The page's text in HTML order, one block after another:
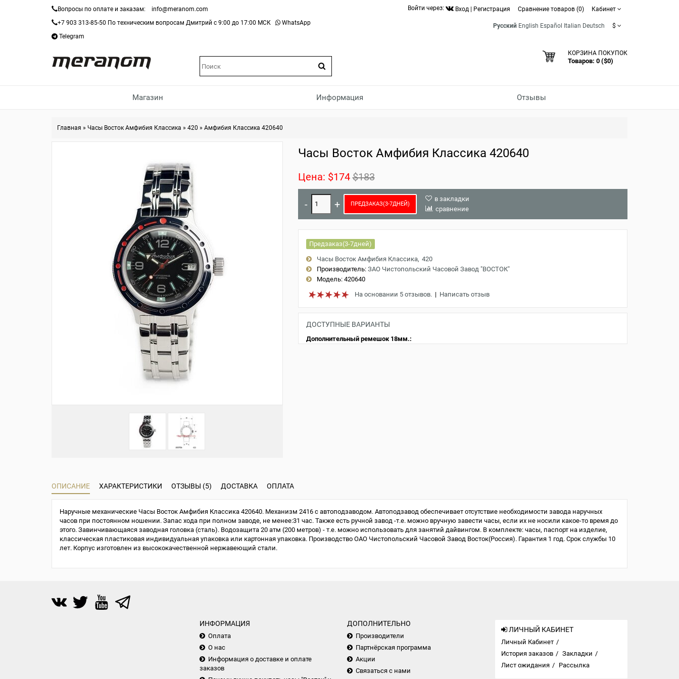
Вопросы по оплате и заказам:
info@meranom.com
+7 903 313-85-50 По техническим вопросам Дмитрий с 9:00 до 17:00 МСК
WhatsApp
Telegram
Войти через: Вход Регистрация Сравнение товаров (0) Кабинет
Русский English Español Italian Deutsch $
КОРЗИНА ПОКУПОК
Товаров: 0 ($0)
Магазин Информация Отзывы
Главная » Часы Восток Амфибия Классика » 420 » Амфибия Классика 420640
Часы Восток Амфибия Классика 420640
Цена: $174 $183
ПРЕДЗАКАЗ(3-7ДНЕЙ)
в закладки
сравнение
Предзаказ(3-7дней)
Часы Восток Амфибия Классика 420
Производитель: ЗАО Чистопольский Часовой Завод "ВОСТОК"
Модель:420640
На основании 5 отзывов.| Написать отзыв
ДОСТУПНЫЕ ВАРИАНТЫ
Дополнительный ремешок 18мм.:
ОПИСАНИЕ ХАРАКТЕРИСТИКИ ОТЗЫВЫ (5) ДОСТАВКА ОПЛАТА
Наручные механические Часы Восток Амфибия Классика 420640. Механизм 2416 с автоподзаводом. Автоподзавод обеспечивает отсутствие необходимости завода наручных
часов при постоянном ношении. Запас хода при полном заводе, не менее:31 час. Также есть ручной завод -т.е. можно вручную завести часы, если их не носили какое-то время до
этого. Завинчивающаяся заводная головка (сталь). Водозащита 20 атм (200 метров) - т.е. можно использовать для занятий дайвингом. В комплекте: часы, паспорт на изделие,
классическая пластиковая индивидуальная упаковка или картонная упаковка. Производство ОАО Чистопольский Часовой Завод Восток(Россия). Гарантия 1 год. Срок службы 10
лет. Корпус изготовлен из высококачественной нержавеющий стали.
ИНФОРМАЦИЯ
Оплата
О нас
Информация о доставке и оплате
заказов
ДОПОЛНИТЕЛЬНО
Производители
Партнёрская программа
Акции
Связаться с нами
ЛИЧНЫЙ КАБИНЕТ
Личный Кабинет
История заказов
Закладки
Лист ожидания
Рассылка